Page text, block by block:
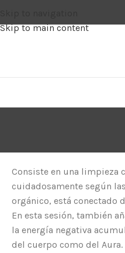
Skip to main content
Consiste en una limpieza
cuidadosamente según
orgánico, está conectado
En esta sesión, también
la energía negativa
del cuerpo como del